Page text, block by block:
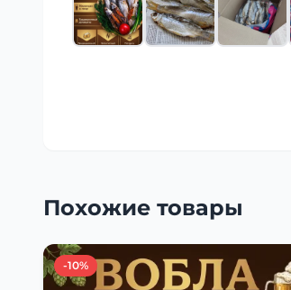
Похожие товары
-10%